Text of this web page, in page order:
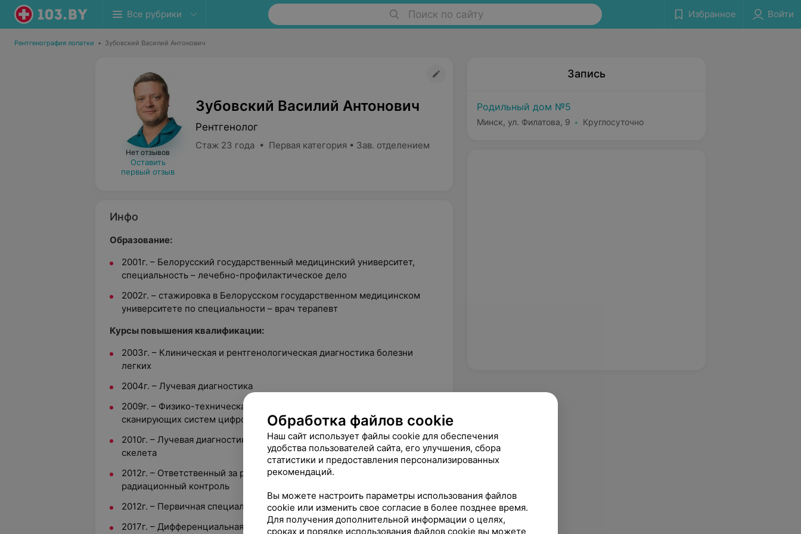
Все рубрики Поиск по сайту Избранное Войти
Рентгенография лопатки • Зубовский Василий Антонович
Нет отзывов
Оставить
первый отзыв
Зубовский Василий Антонович
Рентгенолог
Стаж 23 года • Первая категория • Зав. отделением
Инфо
Образование:
2001г. – Белорусский государственный медицинский университет,
специальность – лечебно-профилактическое дело
2002г. – стажировка в Белорусском государственном медицинском
университете по специальности – врач терапевт
Курсы повышения квалификации:
2003г. – Клиническая и рентгенологическая диагностика болезни
легких
2004г. – Лучевая диагностика
2009г. – Физико-техническая и эксплуатационная характеристика
сканирующих систем цифровой маммографии
2010г. – Лучевая диагностика заболеваний внутренних органов и
скелета
2012г. – Ответственный за радиационную безопасность, за
радиационный контроль
2012г. – Первичная специализация по ультразвуковой диагностике
2017г. – Дифференциальная диагностика болезней органов дыхания
Запись
Родильный дом №5
Минск, ул. Филатова, 9 Круглосуточно
Обработка файлов cookie
Наш сайт использует файлы cookie для обеспечения
удобства пользователей сайта, его улучшения, сбора
статистики и предоставления персонализированных
рекомендаций.
Вы можете настроить параметры использования файлов
cookie или изменить свое согласие в более позднее время.
Для получения дополнительной информации о целях,
сроках и порядке использования файлов cookie вы можете